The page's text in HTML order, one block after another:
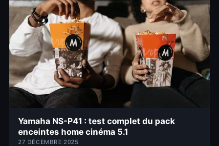
Yamaha NS-P41 : test complet du pack
enceintes home cinéma 5.1
27 DÉCEMBRE 2025